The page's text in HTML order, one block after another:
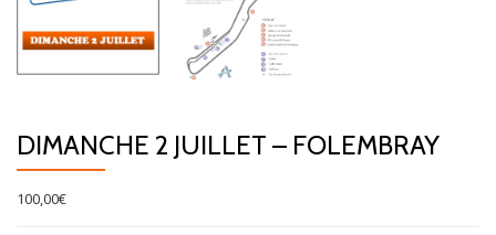
DIMANCHE 2 JUILLET – FOLEMBRAY
100,00€